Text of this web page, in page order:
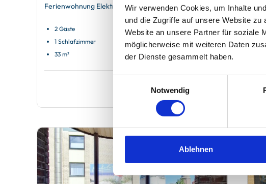
Wir verwenden Cookies, um Inhalte
und die Zugriffe auf unsere Website
Website an unsere Partner für soziale
möglicherweise mit weiteren Daten
der Dienste gesammelt haben.
Notwendig
Ablehnen
Ferienwohnung Elektrischer Leuchtturm
2 Gäste
1 Schlafzimmer
33 m²
Waschmaschine
Spülmaschine